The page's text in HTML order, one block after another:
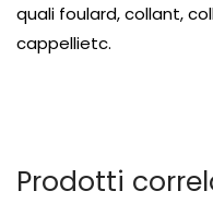
quali foulard, collant,
cappellietc.
Prodotti